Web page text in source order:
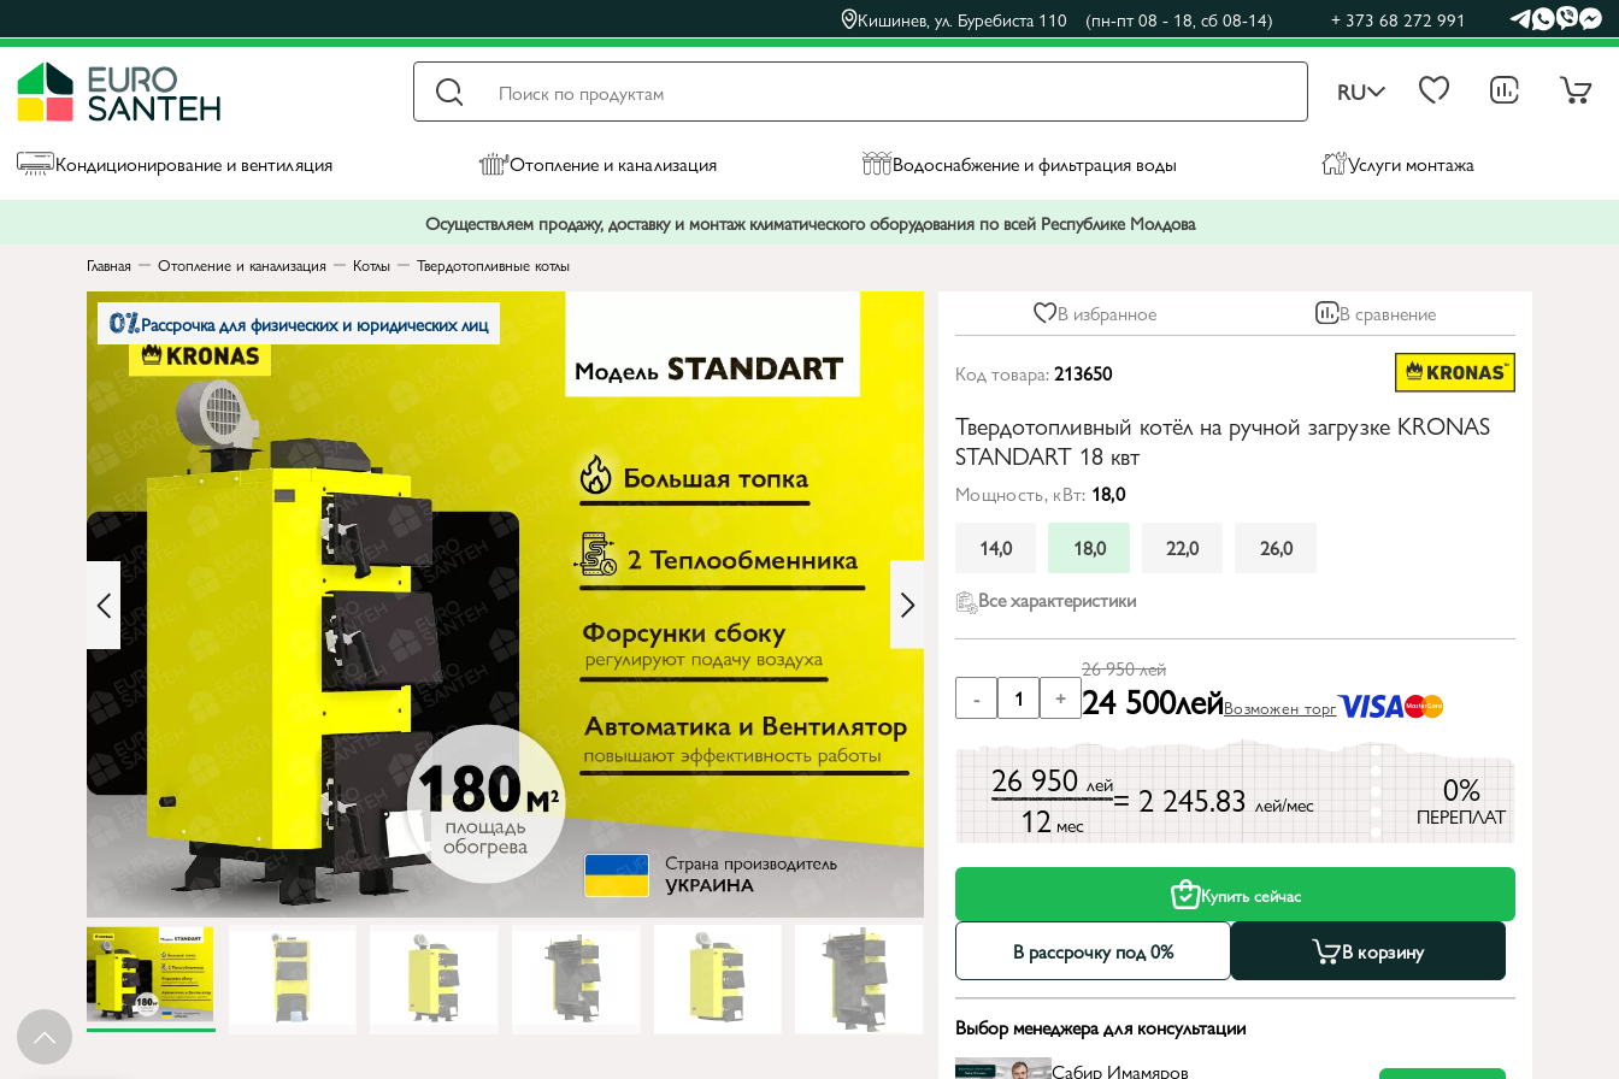
Кишинев, ул. Буребиста 110 (пн-пт 08 - 18, сб 08-14) + 373 68 272 991
RU
Кондиционирование и вентиляция Отопление и канализация Водоснабжение и фильтрация воды Услуги монтажа
Осуществляем продажу, доставку и монтаж климатического оборудования по всей Республике Молдова
Главная Отопление и канализация Котлы Твердотопливные котлы
Рассрочка для физических и юридических лиц В избранное В сравнение
Код товара:213650
Твердотопливный котёл на ручной загрузке KRONAS
STANDART 18 квт
Мощность, кВт: 18,0
14,0
18,0 22,0
26,0
Все характеристики
- 1 +
26 950лей
24 500лейВозможен торг
26 950 лей
12мес
= 2 245.83 лей/мес 0%
ПЕРЕПЛАТ
Купить сейчас
В рассрочку под 0% В корзину
Выбор менеджера для консультации
Сабир Имамяров